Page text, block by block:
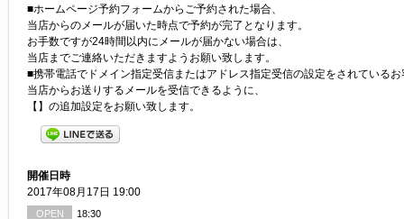
■ホームページ予約フォームからご予約された場合、
当店からのメールが届いた時点で予約が完了となります。
お手数ですが24時間以内にメールが届かない場合は、
当店までご連絡いただきますようお願い致します。
■携帯電話でドメイン指定受信またはアドレス指定受信の設定をされているお
当店からお送りするメールを受信できるように、
【】の追加設定をお願い致します。
開催日時
2017年08月17日 19:00
OPEN
18:30